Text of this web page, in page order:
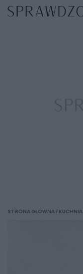
STRONA GŁÓWNA KUCHNIA